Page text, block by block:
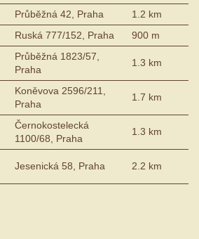
Průběžná 42, Praha
1.2 km
Ruská 777/152, Praha
900 m
Průběžná 1823/57,
Praha
1.3 km
Koněvova 2596/211,
Praha
1.7 km
Černokostelecká
1100/68, Praha
1.3 km
Jesenická 58, Praha 2.2 km